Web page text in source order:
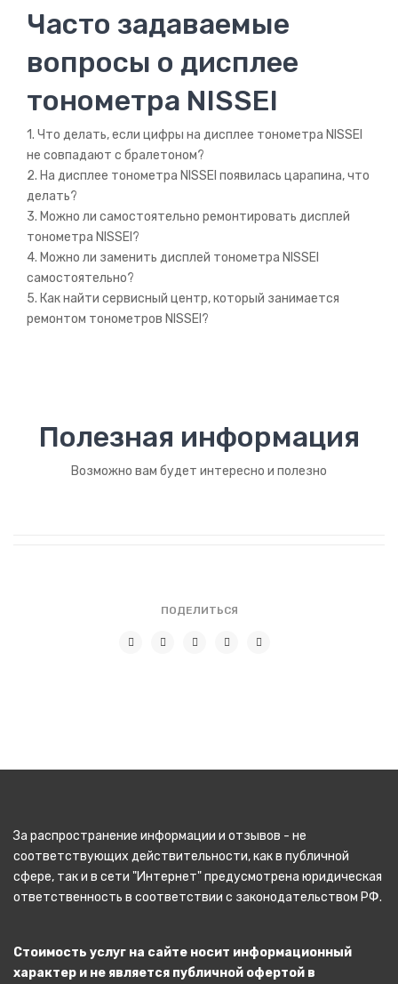
Часто задаваемые
вопросы о дисплее
тонометра NISSEI
1. Что делать, если цифры на дисплее тонометра NISSEI
не совпадают с бралетоном?
2. На дисплее тонометра NISSEI появилась царапина, что
делать?
3. Можно ли самостоятельно ремонтировать дисплей
тонометра NISSEI?
4. Можно ли заменить дисплей тонометра NISSEI
самостоятельно?
5. Как найти сервисный центр, который занимается
ремонтом тонометров NISSEI?
Полезная информация
Возможно вам будет интересно и полезно
ПОДЕЛИТЬСЯ
За распространение информации и отзывов - не
соответствующих действительности, как в публичной
сфере, так и в сети "Интернет" предусмотрена юридическая
ответственность в соответствии с законодательством РФ.
Стоимость услуг на сайте носит информационный
характер и не является публичной офертой в